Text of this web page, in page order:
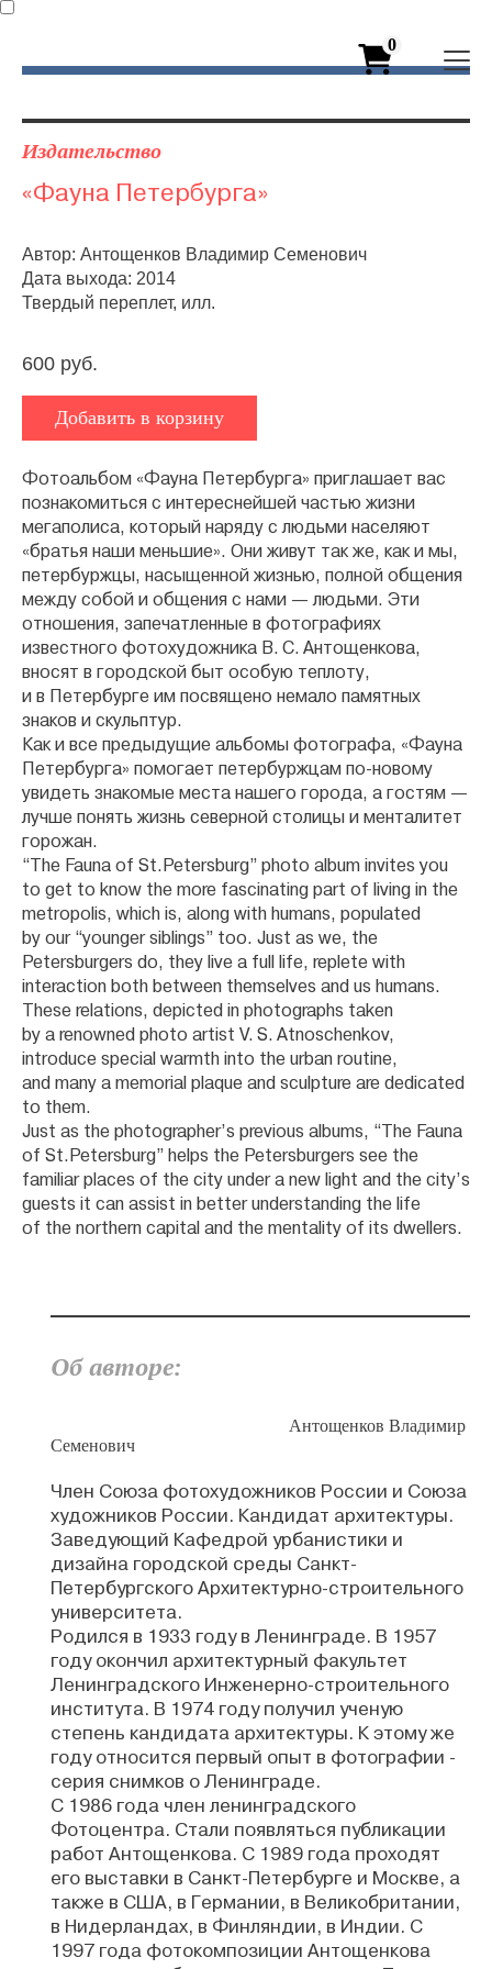
0
Издательство
«Фауна Петербурга»
Автор: Антощенков Владимир Семенович
Дата выхода: 2014
Твердый переплет, илл.
600 руб.
Добавить в корзину
Фотоальбом «Фауна Петербурга» приглашает вас
познакомиться с интереснейшей частью жизни
мегаполиса, который наряду с людьми населяют
«братья наши меньшие». Они живут так же, как и мы,
петербуржцы, насыщенной жизнью, полной общения
между собой и общения с нами — людьми. Эти
отношения, запечатленные в фотографиях
известного фотохудожника В. С. Антощенкова,
вносят в городской быт особую теплоту,
и в Петербурге им посвящено немало памятных
знаков и скульптур.
Как и все предыдущие альбомы фотографа, «Фауна
Петербурга» помогает петербуржцам по-новому
увидеть знакомые места нашего города, а гостям —
лучше понять жизнь северной столицы и менталитет
горожан.
“The Fauna of St.Petersburg” photo album invites you
to get to know the more fascinating part of living in the
metropolis, which is, along with humans, populated
by our “younger siblings” too. Just as we, the
Petersburgers do, they live a full life, replete with
interaction both between themselves and us humans.
These relations, depicted in photographs taken
by a renowned photo artist V. S. Atnoschenkov,
introduce special warmth into the urban routine,
and many a memorial plaque and sculpture are dedicated
to them.
Just as the photographer’s previous albums, “The Fauna
of St.Petersburg” helps the Petersburgers see the
familiar places of the city under a new light and the city’s
guests it can assist in better understanding the life
of the northern capital and the mentality of its dwellers.
Об авторе:
Антощенков Владимир
Семенович
Член Союза фотохудожников России и Союза
художников России. Кандидат архитектуры.
Заведующий Кафедрой урбанистики и
дизайна городской среды Санкт-
Петербургского Архитектурно-строительного
университета.
Родился в 1933 году в Ленинграде. В 1957
году окончил архитектурный факультет
Ленинградского Инженерно-строительного
института. В 1974 году получил ученую
степень кандидата архитектуры. К этому же
году относится первый опыт в фотографии -
серия снимков о Ленинграде.
С 1986 года член ленинградского
Фотоцентра. Стали появляться публикации
работ Антощенкова. С 1989 года проходят
его выставки в Санкт-Петербурге и Москве, а
также в США, в Германии, в Великобритании,
в Нидерландах, в Финляндии, в Индии. С
1997 года фотокомпозиции Антощенкова